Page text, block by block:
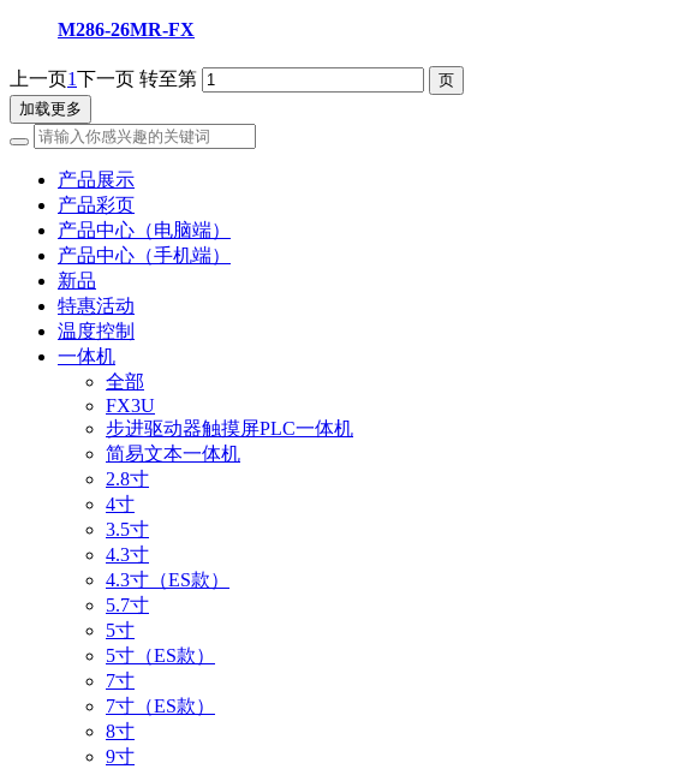
M286-26MR-FX
上一页1下一页 转至第
加载更多
产品展示
产品彩页
产品中心（电脑端）
产品中心（手机端）
新品
特惠活动
温度控制
一体机
全部
FX3U
步进驱动器触摸屏PLC一体机
简易文本一体机
2.8寸
4寸
3.5寸
4.3寸
4.3寸（ES款）
5.7寸
5寸
5寸（ES款）
7寸
7寸（ES款）
8寸
9寸